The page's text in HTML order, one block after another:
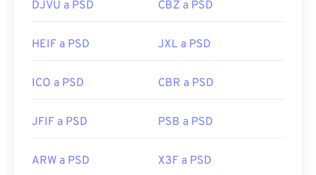
Lanzamiento inicial:
19 de febrero de 1990
DJVU a PSD CBZ a PSD
HEIF a PSD JXL a PSD
ICO a PSD CBR a PSD
JFIF a PSD PSB a PSD
ARW a PSD X3F a PSD